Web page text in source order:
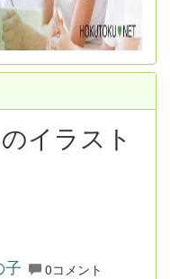
イラスト
子
0コメント